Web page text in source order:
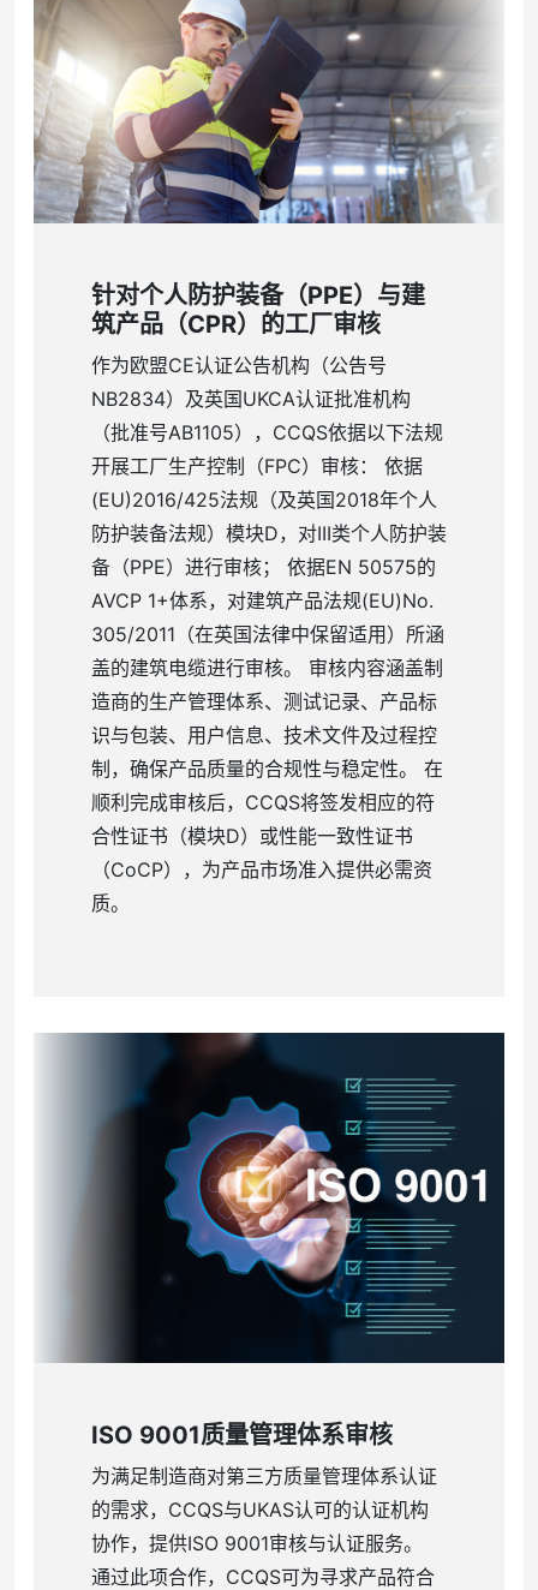
针对个人防护装备（PPE）与建
筑产品（CPR）的工厂审核
作为欧盟CE认证公告机构（公告号
NB2834）及英国UKCA认证批准机构
（批准号AB1105），CCQS依据以下法规
开展工厂生产控制（FPC）审核： 依据
(EU)2016/425法规（及英国2018年个人
防护装备法规）模块D，对III类个人防护装
备（PPE）进行审核； 依据EN 50575的
AVCP 1+体系，对建筑产品法规(EU)No.
305/2011（在英国法律中保留适用）所涵
盖的建筑电缆进行审核。 审核内容涵盖制
造商的生产管理体系、测试记录、产品标
识与包装、用户信息、技术文件及过程控
制，确保产品质量的合规性与稳定性。 在
顺利完成审核后，CCQS将签发相应的符
合性证书（模块D）或性能一致性证书
（CoCP），为产品市场准入提供必需资
质。
ISO 9001质量管理体系审核
为满足制造商对第三方质量管理体系认证
的需求，CCQS与UKAS认可的认证机构
协作，提供ISO 9001审核与认证服务。
通过此项合作，CCQS可为寻求产品符合